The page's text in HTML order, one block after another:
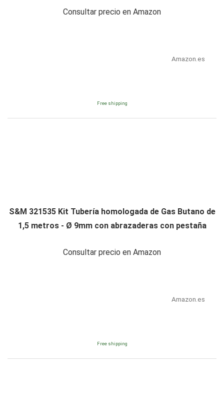
Consultar precio en Amazon
Amazon.es
Free shipping
S&M 321535 Kit Tubería homologada de Gas Butano de
1,5 metros - Ø 9mm con abrazaderas con pestaña
Consultar precio en Amazon
Amazon.es
Free shipping